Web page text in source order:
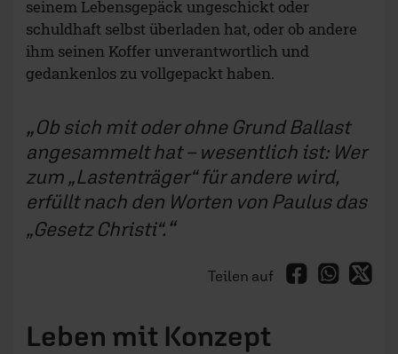
seinem Lebensgepäck ungeschickt oder
schuldhaft selbst überladen hat, oder ob andere
ihm seinen Koffer unverantwortlich und
gedankenlos zu vollgepackt haben.
Ob sich mit oder ohne Grund Ballast
angesammelt hat – wesentlich ist: Wer
zum „Lastenträger“ für andere wird,
erfüllt nach den Worten von Paulus das
„Gesetz Christi“.
Teilen auf
Leben mit Konzept